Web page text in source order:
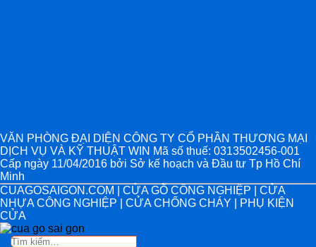
VĂN PHÒNG ĐẠI DIỆN CÔNG TY CỔ PHẦN THƯƠNG MẠI
DỊCH VỤ VÀ KỸ THUẬT WIN Mã số thuế: 0313502456-001
Cấp ngày 11/04/2016 bởi Sở kế hoạch và Đầu tư Tp Hồ Chí
Minh
CUAGOSAIGON.COM | CỬA GỖ CÔNG NGHIỆP | CỬA
NHỰA CÔNG NGHIỆP | CỬA CHỐNG CHÁY | PHỤ KIỆN
CỬA
Tìm